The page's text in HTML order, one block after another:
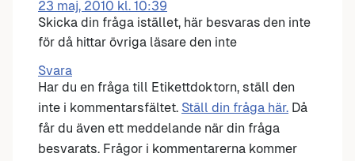
23 maj, 2010 kl. 10:39
Skicka din fråga istället, här besvaras den inte
för då hittar övriga läsare den inte
Svara
Har du en fråga till Etikettdoktorn, ställ den
inte i kommentarsfältet. Ställ din fråga här. Då
får du även ett meddelande när din fråga
besvarats. Frågor i kommentarerna kommer